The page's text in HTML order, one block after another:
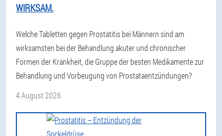
WIRKSAM.
Welche Tabletten gegen Prostatitis bei Männern sind am
wirksamsten bei der Behandlung akuter und chronischer
Formen der Krankheit, die Gruppe der besten Medikamente zur
Behandlung und Vorbeugung von Prostataentzündungen?
4 August 2026